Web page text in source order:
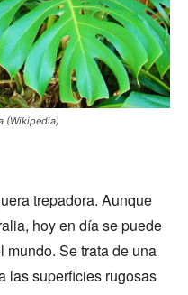
(Wikipedia)
trepadora. Aunque
hoy en día se puede
mundo. Se trata de una
las superficies rugosas